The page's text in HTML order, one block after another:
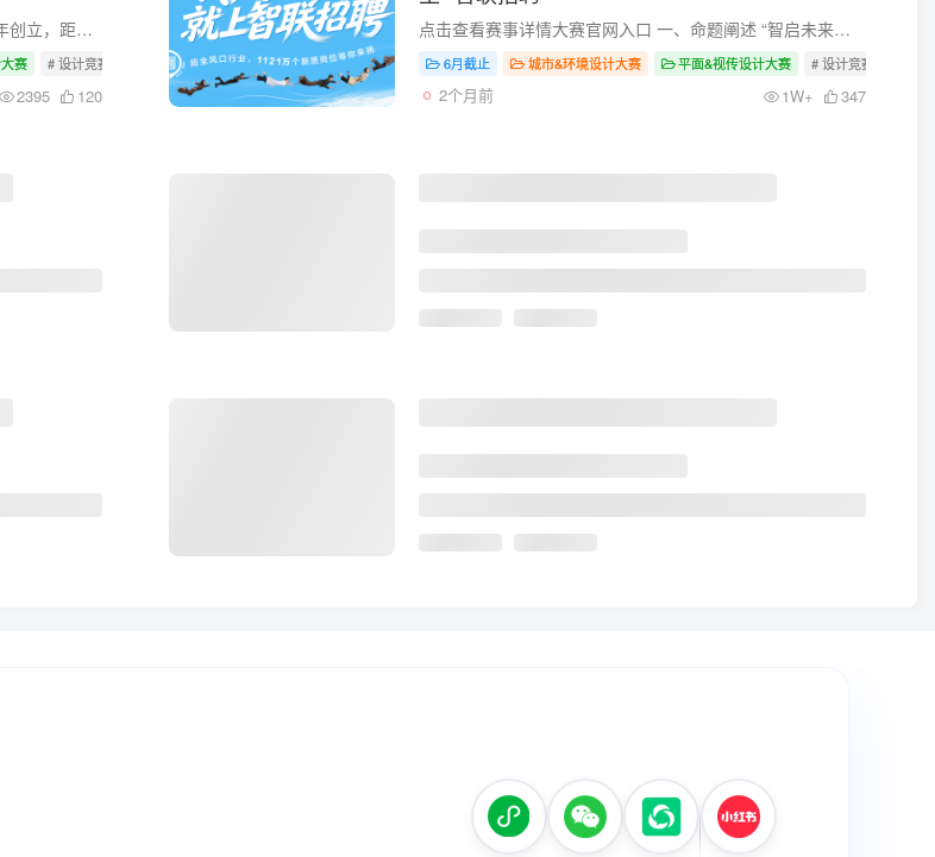
抵羊品牌由著名爱国企业家宋棐卿先生于1932年创立，距今已有近百年历史。2006年，被国家商务部授予 “中华老字号”称号。曾经的抵羊牌毛线被誉为“国货之光”，百年光辉历程中，“抵羊”见证了...
赛 # 设计竞赛 # 设计大赛 # 大学生竞赛
2395 120
点击查看赛事详情大赛官网入口 一、命题阐述 “智启未来，联职新生”应对AI浪潮的职业突围与重塑——智联招聘&2026年大文赛命题赛道【免费报名】 本赛道旨在回应AI技术迅猛发展对传统行业及...
6月截止 城市&环境设计大赛 平面&视传设计大赛 # 设计竞赛
2个月前 1W+ 347